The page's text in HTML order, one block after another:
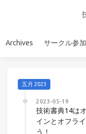
Archives サークル参
五月 2023
2023-05-19
技術書典14は
インとオフラ
う！